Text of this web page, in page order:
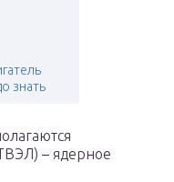
знать
– ядерное